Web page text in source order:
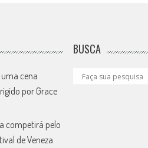
uma cena
por Grace
competirá pelo
de Veneza
BUSCA